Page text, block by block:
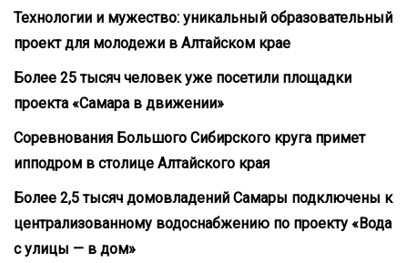
Технологии и мужество: уникальный образовательный
проект для молодежи в Алтайском крае
Более 25 тысяч человек уже посетили площадки
проекта «Самара в движении»
Соревнования Большого Сибирского круга примет
ипподром в столице Алтайского края
Более 2,5 тысяч домовладений Самары подключены к
централизованному водоснабжению по проекту «Вода
с улицы — в дом»